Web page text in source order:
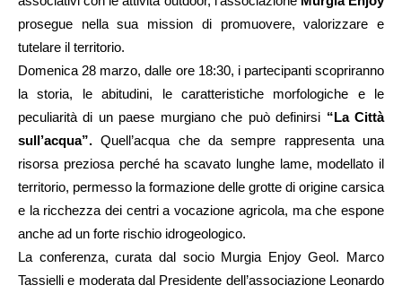
prosegue nella sua mission di promuovere, valorizzare e
tutelare il territorio.
Domenica 28 marzo, dalle ore 18:30, i partecipanti scopriranno
la storia, le abitudini, le caratteristiche morfologiche e le
peculiarità di un paese murgiano che può definirsi “La Città
sull’acqua”. Quell’acqua che da sempre rappresenta una
risorsa preziosa perché ha scavato lunghe lame, modellato il
territorio, permesso la formazione delle grotte di origine carsica
e la ricchezza dei centri a vocazione agricola, ma che espone
anche ad un forte rischio idrogeologico.
La conferenza, curata dal socio Murgia Enjoy Geol. Marco
Tassielli e moderata dal Presidente dell’associazione Leonardo